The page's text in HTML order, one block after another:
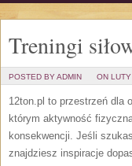
Treningi
POSTED BY ADMIN ON
12ton.pl to przestrzeń dla
którym aktywność
konsekwencji. Jeśli
znajdziesz inspiracje